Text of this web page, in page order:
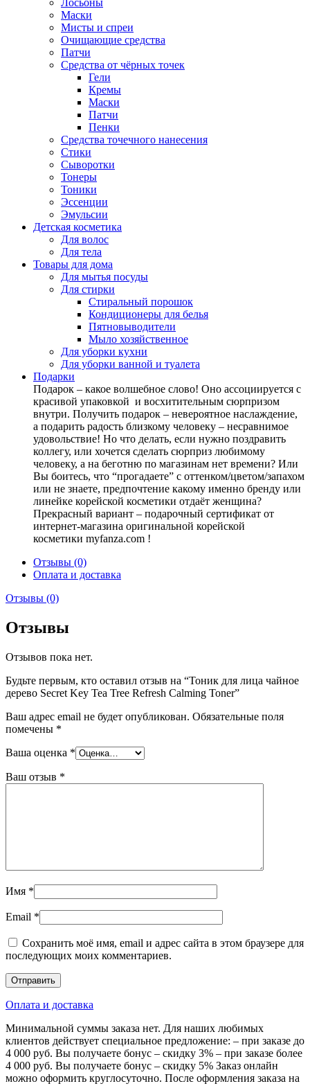
Лосьоны
Маски
Мисты и спреи
Очищающие средства
Патчи
Средства от чёрных точек
Гели
Кремы
Маски
Патчи
Пенки
Средства точечного нанесения
Стики
Сыворотки
Тонеры
Тоники
Эссенции
Эмульсии
Детская косметика
Для волос
Для тела
Товары для дома
Для мытья посуды
Для стирки
Стиральный порошок
Кондиционеры для белья
Пятновыводители
Мыло хозяйственное
Для уборки кухни
Для уборки ванной и туалета
Подарки
Подарок – какое волшебное слово! Оно ассоциируется с
красивой упаковкой и восхитительным сюрпризом
внутри. Получить подарок – невероятное наслаждение,
а подарить радость близкому человеку – несравнимое
удовольствие! Но что делать, если нужно поздравить
коллегу, или хочется сделать сюрприз любимому
человеку, а на беготню по магазинам нет времени? Или
Вы боитесь, что “прогадаете” с оттенком/цветом/запахом
или не знаете, предпочтение какому именно бренду или
линейке корейской косметики отдаёт женщина?
Прекрасный вариант – подарочный сертификат от
интернет-магазина оригинальной корейской
косметики myfanza.com !
Отзывы (0)
Оплата и доставка
Отзывы (0)
Отзывы
Отзывов пока нет.
Будьте первым, кто оставил отзыв на “Тоник для лица чайное
дерево Secret Key Tea Tree Refresh Calming Toner”
Ваш адрес email не будет опубликован. Обязательные поля
помечены *
Ваша оценка *
Ваш отзыв *
Имя *
Email *
Сохранить моё имя, email и адрес сайта в этом браузере для
последующих моих комментариев.
Оплата и доставка
Минимальной суммы заказа нет. Для наших любимых
клиентов действует специальное предложение: – при заказе до
4 000 руб. Вы получаете бонус – скидку 3% – при заказе более
4 000 руб. Вы получаете бонус – скидку 5% Заказ онлайн
можно оформить круглосуточно. После оформления заказа на